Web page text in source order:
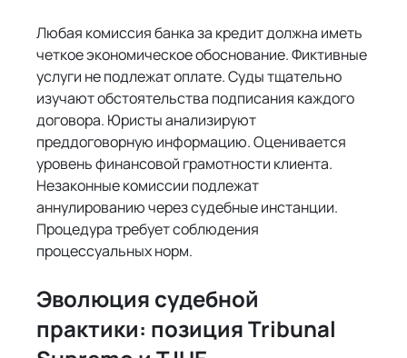
Любая комиссия банка за кредит должна иметь
четкое экономическое обоснование. Фиктивные
услуги не подлежат оплате. Суды тщательно
изучают обстоятельства подписания каждого
договора. Юристы анализируют
преддоговорную информацию. Оценивается
уровень финансовой грамотности клиента.
Незаконные комиссии подлежат
аннулированию через судебные инстанции.
Процедура требует соблюдения
процессуальных норм.
Эволюция судебной
практики: позиция Tribunal